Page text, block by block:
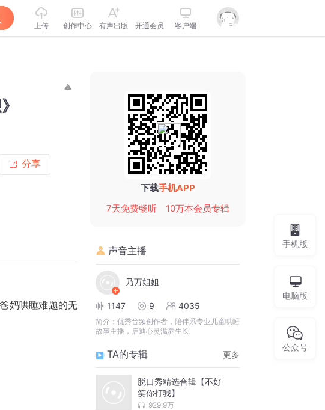
上传 创作中心 有声出版 开通会员 客户端
分享
妈哄睡难题的无
下载手机APP
7天免费畅听
10万本会员专辑
声音主播
乃万姐姐
1147 9 4035
简介： 优秀音频创作者，陪伴系专业儿童哄睡
故事主播，启迪心灵滋养生长
TA的专辑 更多
脱口秀精选合辑【不好
笑你打我】
929.9万
手机版
电脑版
公众号